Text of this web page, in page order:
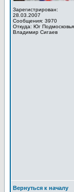
Зарегистрирован:
28.03.2007
Сообщения: 3970
Откуда: Юг Подмосковья
Владимир Сигаев
Вернуться к началу